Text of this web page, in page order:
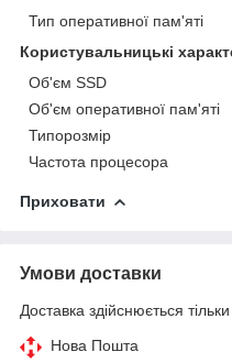
Тип оперативної пам'яті
Користувальницькі
Об'єм SSD
Об'єм оперативної пам'яті
Типорозмір
Частота процесора
Приховати
Умови доставки
Доставка здійснюється
Нова Пошта